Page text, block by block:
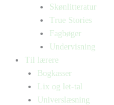
Skønlitteratur
True Stories
Fagbøger
Undervisning
Til lærere
Bogkasser
Lix og let-tal
Universlæsning